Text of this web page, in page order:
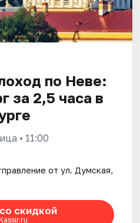
по Неве:
за 2,5 часа в
• 11:00
от ул. Думская,
скидкой